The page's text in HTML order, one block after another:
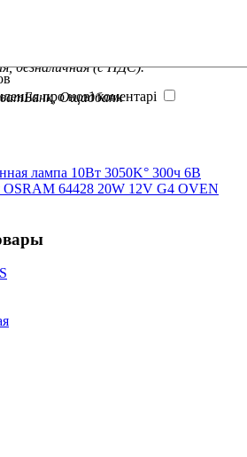
безналичная (с НДС).
Ощадбанк
про нові коментарі
лампа 10Вт 3050K° 300ч 6В
OSRAM 64428 20W 12V G4 OVEN